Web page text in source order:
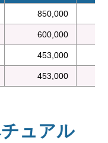
850,000
600,000
453,000
453,000
ュアル